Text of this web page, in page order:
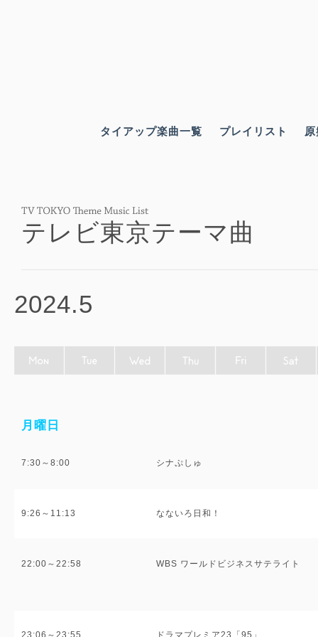
タイアップ楽曲一覧 プレイリスト
テレビ東京テーマ曲
2024.5
月曜日
7:30～8:00 シナぷしゅ
9:26～11:13 なないろ日和！
22:00～22:58 WBS ワールドビジネスサテライト
23:06～23:55 ドラマプレミア23「95」